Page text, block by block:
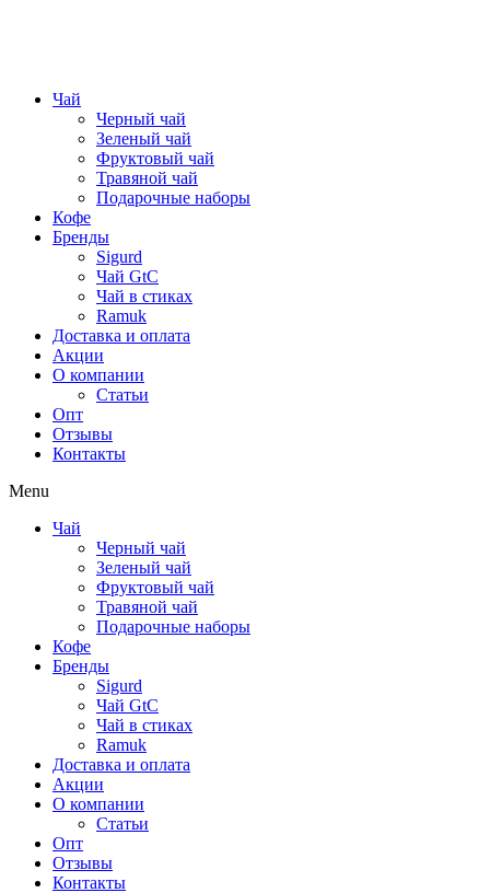
Чай
Черный чай
Зеленый чай
Фруктовый чай
Травяной чай
Подарочные наборы
Кофе
Бренды
Sigurd
Чай GtC
Чай в стиках
Ramuk
Доставка и оплата
Акции
О компании
Статьи
Опт
Отзывы
Контакты
Menu
Чай
Черный чай
Зеленый чай
Фруктовый чай
Травяной чай
Подарочные наборы
Кофе
Бренды
Sigurd
Чай GtC
Чай в стиках
Ramuk
Доставка и оплата
Акции
О компании
Статьи
Опт
Отзывы
Контакты